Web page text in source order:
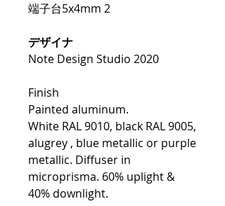
端子台5x4mm 2
デザイナ
Note Design Studio 2020
Finish
Painted aluminum.
White RAL 9010, black RAL 9005,
alugrey , blue metallic or purple
metallic. Diffuser in
microprisma. 60% uplight &
40% downlight.